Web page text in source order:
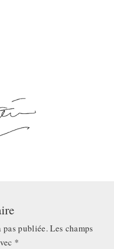
pas publiée. Les champs
*